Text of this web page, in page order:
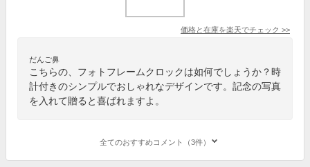
価格と在庫を楽天でチェック >>
だんご鼻
こちらの、フォトフレームクロックは如何でしょうか？時
計付きのシンプルでおしゃれなデザインです。記念の写真
を入れて贈ると喜ばれますよ。
全てのおすすめコメント（3件）